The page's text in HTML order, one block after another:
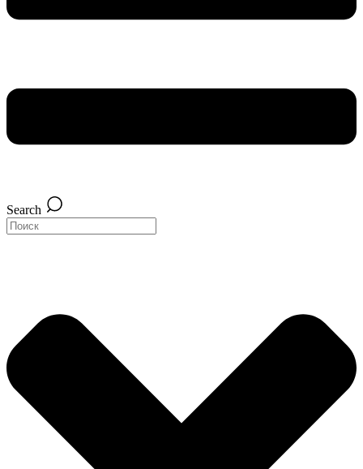
Search